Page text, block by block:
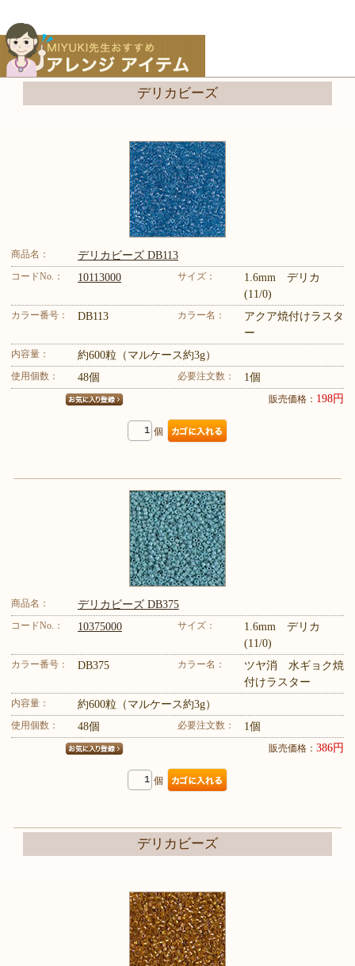
デリカビーズ
商品名： デリカビーズ DB113
コードNo.： 10113000 サイズ：
1.6mm デリカ
(11/0)
カラー番号： DB113 カラー名：
アクア焼付けラスタ
ー
内容量： 約600粒（マルケース約3g）
使用個数： 48個 必要注文数： 1個
販売価格： 198円
個
商品名： デリカビーズ DB375
コードNo.： 10375000 サイズ：
1.6mm デリカ
(11/0)
カラー番号： DB375 カラー名：
ツヤ消 水ギョク焼
付けラスター
内容量： 約600粒（マルケース約3g）
使用個数： 48個 必要注文数： 1個
販売価格： 386円
個
デリカビーズ